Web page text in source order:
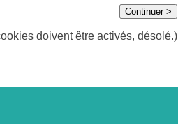
Continuer >
doivent être activés, désolé.)